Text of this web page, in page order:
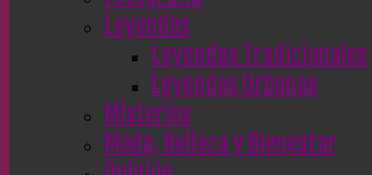
Leyendas
Leyendas Tradicionales
Leyendas Urbanas
Misterios
Moda, Belleza y Bienestar